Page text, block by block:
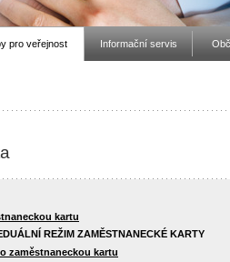
pro veřejnost Informační servis
kartu
REŽIM ZAMĚSTNANECKÉ KARTY
zaměstnaneckou kartu